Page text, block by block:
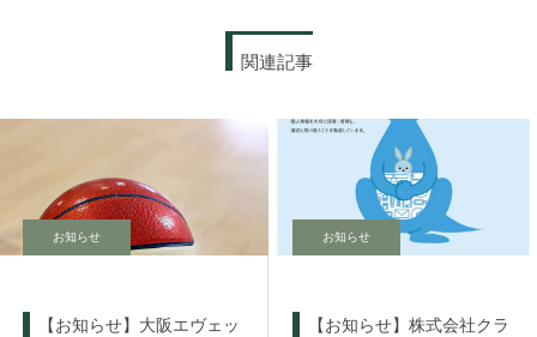
関連記事
お知らせ
【お知らせ】大阪エヴェッ
お知らせ
【お知らせ】株式会社クラ